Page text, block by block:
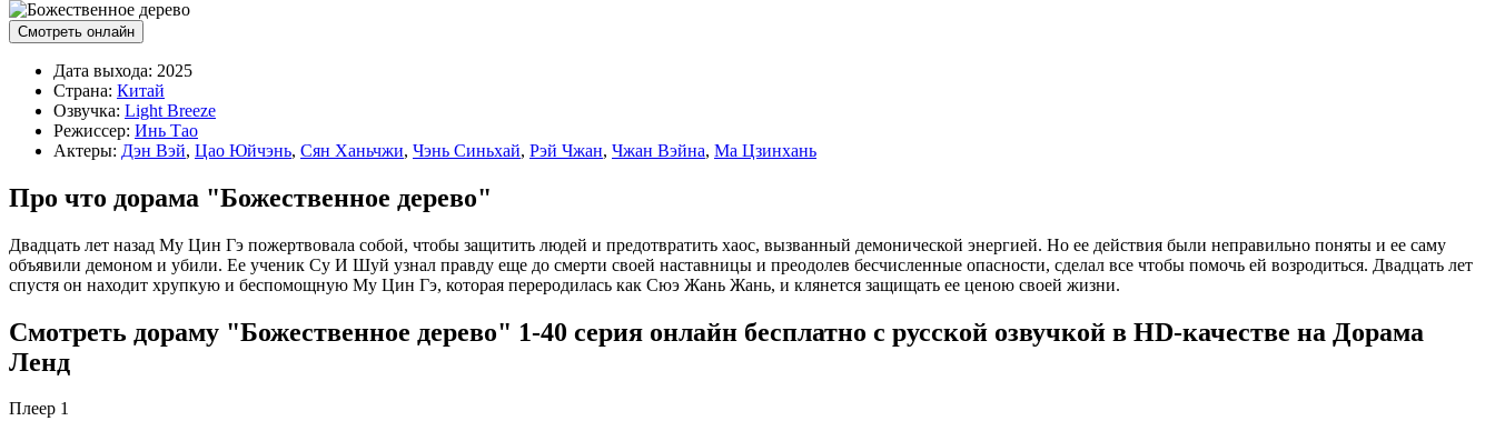
Смотреть онлайн
Дата выхода: 2025
Страна: Китай
Озвучка: Light Breeze
Режиссер: Инь Тао
Актеры: Дэн Вэй, Цао Юйчэнь, Сян Ханьчжи, Чэнь Синьхай, Рэй Чжан, Чжан Вэйна, Ма Цзинхань
Про что дорама "Божественное дерево"
Двадцать лет назад Му Цин Гэ пожертвовала собой, чтобы защитить людей и предотвратить хаос, вызванный демонической энергией. Но ее действия были неправильно поняты и ее саму
объявили демоном и убили. Ее ученик Су И Шуй узнал правду еще до смерти своей наставницы и преодолев бесчисленные опасности, сделал все чтобы помочь ей возродиться. Двадцать лет
спустя он находит хрупкую и беспомощную Му Цин Гэ, которая переродилась как Сюэ Жань Жань, и клянется защищать ее ценою своей жизни.
Смотреть дораму "Божественное дерево" 1-40 серия онлайн бесплатно с русской озвучкой в HD-качестве на Дорама
Ленд
Плеер 1